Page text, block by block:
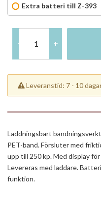
Extra batteri till Z-393
- +
Leveranstid: 7 - 10
Laddningsbart
PET-band. Försluter med
upp till 250 kp. Med display
Levereras med laddare.
funktion.